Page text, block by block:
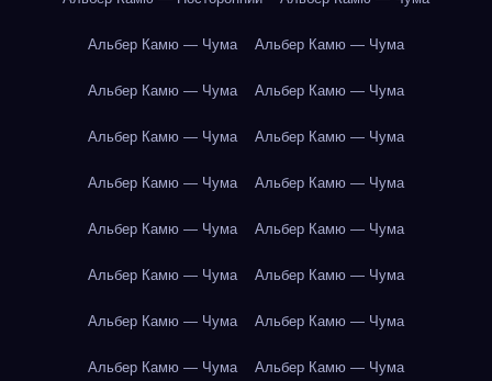
Альбер Камю — Чума Альбер Камю — Чума
Альбер Камю — Чума Альбер Камю — Чума
Альбер Камю — Чума Альбер Камю — Чума
Альбер Камю — Чума Альбер Камю — Чума
Альбер Камю — Чума Альбер Камю — Чума
Альбер Камю — Чума Альбер Камю — Чума
Альбер Камю — Чума Альбер Камю — Чума
Альбер Камю — Чума Альбер Камю — Чума